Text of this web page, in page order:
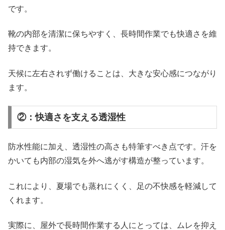
です。
靴の内部を清潔に保ちやすく、長時間作業でも快適さを維
持できます。
天候に左右されず働けることは、大きな安心感につながり
ます。
②：快適さを支える透湿性
防水性能に加え、透湿性の高さも特筆すべき点です。汗を
かいても内部の湿気を外へ逃がす構造が整っています。
これにより、夏場でも蒸れにくく、足の不快感を軽減して
くれます。
実際に、屋外で長時間作業する人にとっては、ムレを抑え